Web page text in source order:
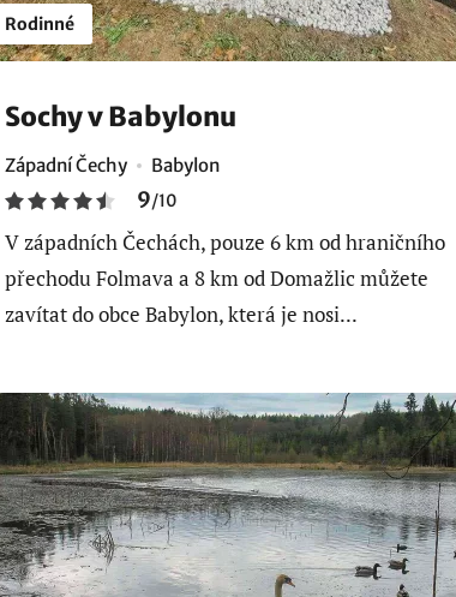
Rodinné
Sochy v Babylonu
Západní Čechy Babylon
9/10
V západních Čechách, pouze 6 km od hraničního
přechodu Folmava a 8 km od Domažlic můžete
zavítat do obce Babylon, která je nosi...